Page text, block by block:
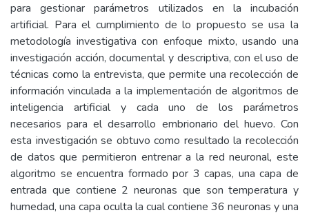
para gestionar parámetros utilizados en la incubación
artificial. Para el cumplimiento de lo propuesto se usa la
metodología investigativa con enfoque mixto, usando una
investigación acción, documental y descriptiva, con el uso de
técnicas como la entrevista, que permite una recolección de
información vinculada a la implementación de algoritmos de
inteligencia artificial y cada uno de los parámetros
necesarios para el desarrollo embrionario del huevo. Con
esta investigación se obtuvo como resultado la recolección
de datos que permitieron entrenar a la red neuronal, este
algoritmo se encuentra formado por 3 capas, una capa de
entrada que contiene 2 neuronas que son temperatura y
humedad, una capa oculta la cual contiene 36 neuronas y una